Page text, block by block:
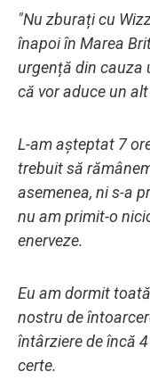
"Nu zburați cu
înapoi în Marea
urgență din cauza
că vor aduce un
L-am așteptat 7
trebuit să
asemenea, ni s-a
nu am primit-o
enerveze.
Eu am dormit
nostru de
întârziere de încă
certe.